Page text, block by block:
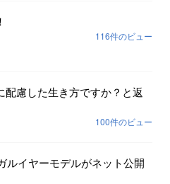
116件のビュー
配慮した生き方ですか？と返
100件のビュー
ルイヤーモデルがネット公開